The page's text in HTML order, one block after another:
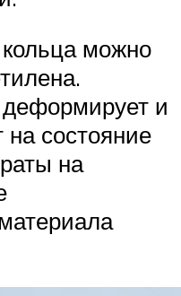
можно
и
на состояние
на